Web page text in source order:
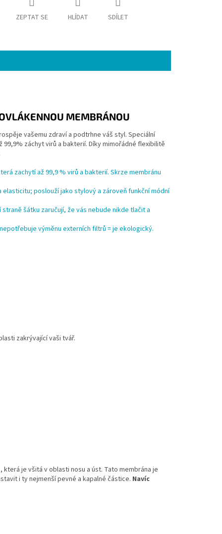
ZEPTAT SE HLÍDAT SDÍLET
MEMBRÁNOU
vašemu zdraví a podtrhne váš styl. Speciální
záchyt virů a bakterií. Díky mimořádné flexibilitě
zachytí až 99,9 % virů a bakterií. Skrze membránu
poslouží jako stylový a zároveň funkční módní
šátku zaručují, že vás nebude nikde tlačit a
výměnu externích filtrů = je ekologický.
zakrývající vaši tvář.
, která je všitá v oblasti nosu a úst. Tato membrána je
i ty nejmenší pevné a kapalné částice. Navíc